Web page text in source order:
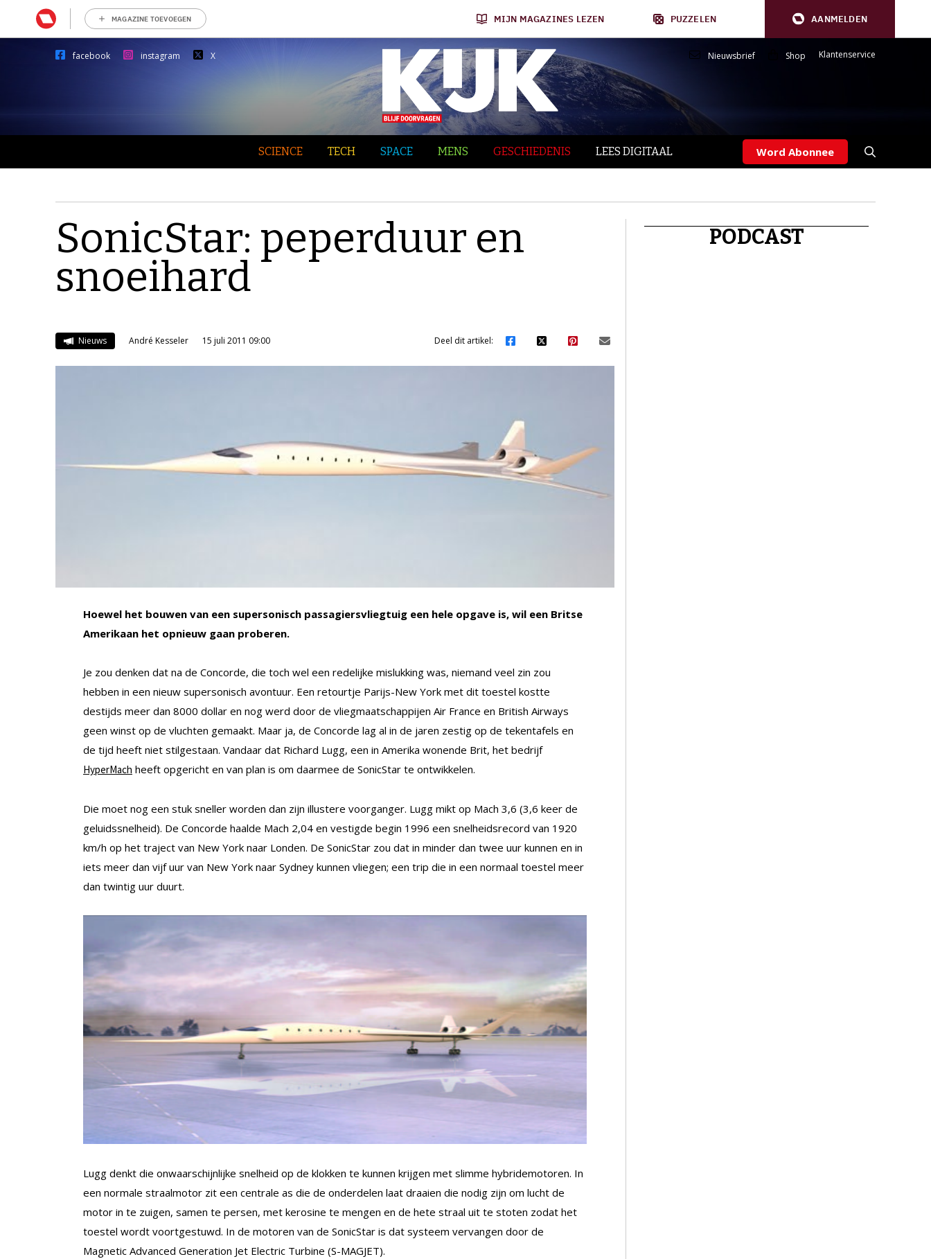
MAGAZINE TOEVOEGEN MIJN MAGAZINES LEZEN PUZZELEN AANMELDEN
facebook instagram X Nieuwsbrief Shop Klantenservice
SCIENCE TECH SPACE MENS GESCHIEDENIS LEES DIGITAAL Word Abonnee
SonicStar: peperduur en
snoeihard
Nieuws André Kesseler 15 juli 2011 09:00 Deel dit artikel:
Hoewel het bouwen van een supersonisch passagiersvliegtuig een hele opgave is, wil een Britse
Amerikaan het opnieuw gaan proberen.
Je zou denken dat na de Concorde, die toch wel een redelijke mislukking was, niemand veel zin zou
hebben in een nieuw supersonisch avontuur. Een retourtje Parijs-New York met dit toestel kostte
destijds meer dan 8000 dollar en nog werd door de vliegmaatschappijen Air France en British Airways
geen winst op de vluchten gemaakt. Maar ja, de Concorde lag al in de jaren zestig op de tekentafels en
de tijd heeft niet stilgestaan. Vandaar dat Richard Lugg, een in Amerika wonende Brit, het bedrijf
HyperMach heeft opgericht en van plan is om daarmee de SonicStar te ontwikkelen.
Die moet nog een stuk sneller worden dan zijn illustere voorganger. Lugg mikt op Mach 3,6 (3,6 keer de
geluidssnelheid). De Concorde haalde Mach 2,04 en vestigde begin 1996 een snelheidsrecord van 1920
km/h op het traject van New York naar Londen. De SonicStar zou dat in minder dan twee uur kunnen en in
iets meer dan vijf uur van New York naar Sydney kunnen vliegen; een trip die in een normaal toestel meer
dan twintig uur duurt.
Lugg denkt die onwaarschijnlijke snelheid op de klokken te kunnen krijgen met slimme hybridemotoren. In
een normale straalmotor zit een centrale as die de onderdelen laat draaien die nodig zijn om lucht de
motor in te zuigen, samen te persen, met kerosine te mengen en de hete straal uit te stoten zodat het
toestel wordt voortgestuwd. In de motoren van de SonicStar is dat systeem vervangen door de
Magnetic Advanced Generation Jet Electric Turbine (S-MAGJET).
PODCAST